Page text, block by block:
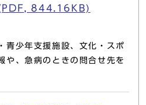
(PDF, 844.16KB)
青少年支援施設、文化・スポ
や、急病のときの問合せ先を